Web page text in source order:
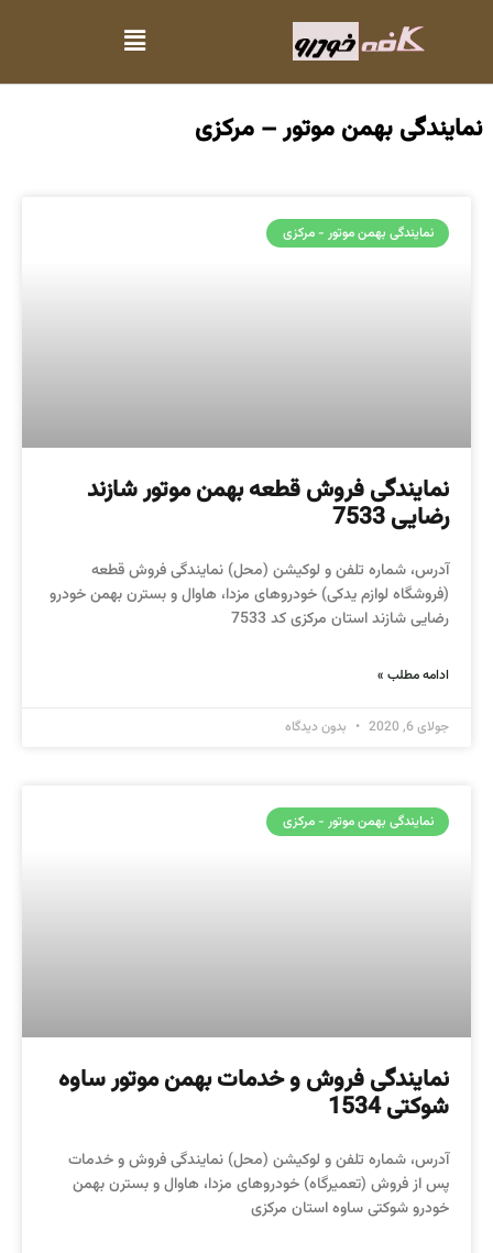
نمایندگی بهمن موتور – مرکزی
نمایندگی بهمن موتور - مرکزی
نمایندگی فروش قطعه بهمن موتور شازند
رضایی 7533
آدرس، شماره تلفن و لوکیشن (محل) نمایندگی فروش قطعه
(فروشگاه لوازم یدکی) خودروهای مزدا، هاوال و بسترن بهمن خودرو
رضایی شازند استان مرکزی کد 7533
ادامه مطلب »
جولای 6, 2020 بدون دیدگاه
نمایندگی بهمن موتور - مرکزی
نمایندگی فروش و خدمات بهمن موتور ساوه
شوکتی 1534
آدرس، شماره تلفن و لوکیشن (محل) نمایندگی فروش و خدمات
پس از فروش (تعمیرگاه) خودروهای مزدا، هاوال و بسترن بهمن
خودرو شوکتی ساوه استان مرکزی